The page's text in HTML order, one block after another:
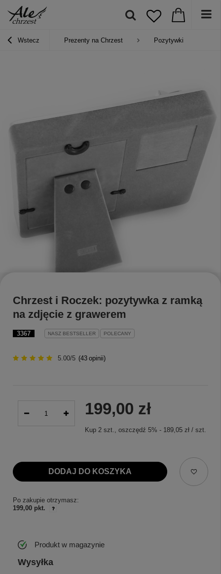
Wstecz Prezenty na Chrzest Pozytywki
3367 NASZ BESTSELLER POLECANY
Chrzest i Roczek: pozytywka z ramką
na zdjęcie z grawerem
5.00/5 (43 opinii)
199,00 zł
Kup 2 szt., oszczędź 5% - 189,05 zł/ szt.
DODAJ DO KOSZYKA
Po zakupie otrzymasz:
199,00 pkt.
Produkt w magazynie
Wysyłka